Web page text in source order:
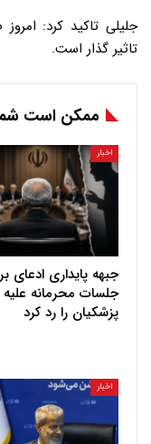
جلیلی تاکید کرد:
تاثیر گذار است.
ممکن است
اخبار
جبهه پایداری ادعای
جلسات محرمانه علیه
پزشکیان را رد کرد
اخبار